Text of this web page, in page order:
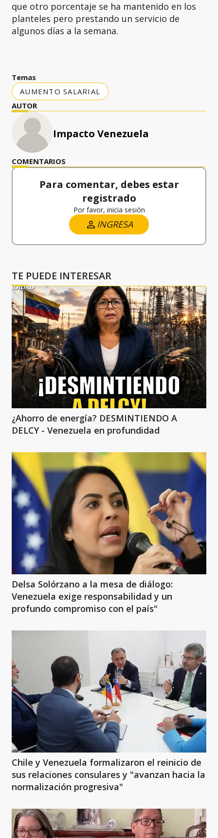
que otro porcentaje se ha mantenido en los
planteles pero prestando un servicio de
algunos días a la semana.
Temas
AUMENTO SALARIAL
AUTOR
Impacto Venezuela
COMENTARIOS
Para comentar, debes estar
registrado
Por favor, inicia sesión
INGRESA
TE PUEDE INTERESAR
¿Ahorro de energía? DESMINTIENDO A
DELCY - Venezuela en profundidad
Delsa Solórzano a la mesa de diálogo:
Venezuela exige responsabilidad y un
profundo compromiso con el país"
Chile y Venezuela formalizaron el reinicio de
sus relaciones consulares y "avanzan hacia la
normalización progresiva"